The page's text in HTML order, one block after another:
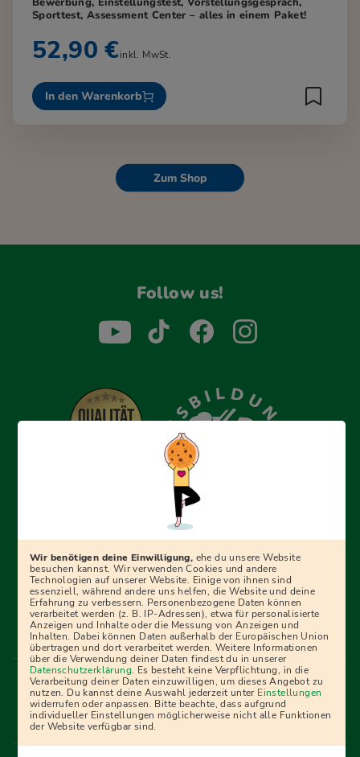
Sporttest, Assessment Center – alles in einem Paket!
52,90 €inkl. MwSt.
In den Warenkorb
Zum Shop
Follow us!
Erfolgreich bewerben mit Ausbildungspark: Wir
begleiten dich Schritt für Schritt bei deinem Start in den
Ratgebern und Prüfungspaketen, interaktiven
Videokursen und vielem mehr. Für alle, die was werden
wollen!
Menü Fußleiste
Impressum Bildquellen Presse
Mediadaten
Partner
AGB Datenschutz
Widerrufsbelehrung
Bestellung
Affiliate Partner Cookies
Wir benötigen deine Einwilligung, ehe du unsere Website
besuchen kannst. Wir verwenden Cookies und andere
Technologien auf unserer Website. Einige von ihnen sind
essenziell, während andere uns helfen, die Website und deine
Erfahrung zu verbessern. Personenbezogene Daten können
verarbeitet werden (z. B. IP-Adressen), etwa für personalisierte
Anzeigen und Inhalte oder die Messung von Anzeigen und
Inhalten. Dabei können Daten außerhalb der Europäischen Union
übertragen und dort verarbeitet werden. Weitere Informationen
über die Verwendung deiner Daten findest du in unserer
Datenschutzerklärung. Es besteht keine Verpflichtung, in die
Verarbeitung deiner Daten einzuwilligen, um dieses Angebot zu
nutzen. Du kannst deine Auswahl jederzeit unter Einstellungen
widerrufen oder anpassen. Bitte beachte, dass aufgrund
individueller Einstellungen möglicherweise nicht alle Funktionen
der Website verfügbar sind.